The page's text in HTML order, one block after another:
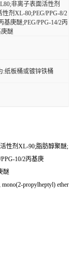
非离子表面活性剂
剂XL-80;PEG/PPG-8/2
基庚醚;PEG/PPG-14/2丙
庚醚
:纸板桶或镀锌铁桶
性剂XL-90;脂肪醇聚醚;
10/2丙基庚
醚
propylheptyl) ether